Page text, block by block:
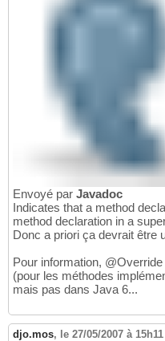
Envoyé par Javadoc
Indicates that a method
method declaration in a
Donc a priori ça devrait être
Pour information,
(pour les méthodes
mais pas dans Java 6...
djo.mos, le 27/05/2007 à 15h11